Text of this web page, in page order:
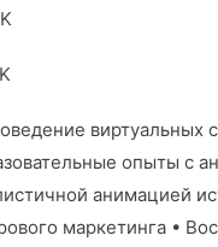
опыты с
анимацией
маркетинга •